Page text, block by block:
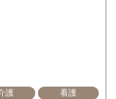
護
看護